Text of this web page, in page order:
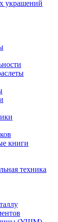
украшений
книги
техника